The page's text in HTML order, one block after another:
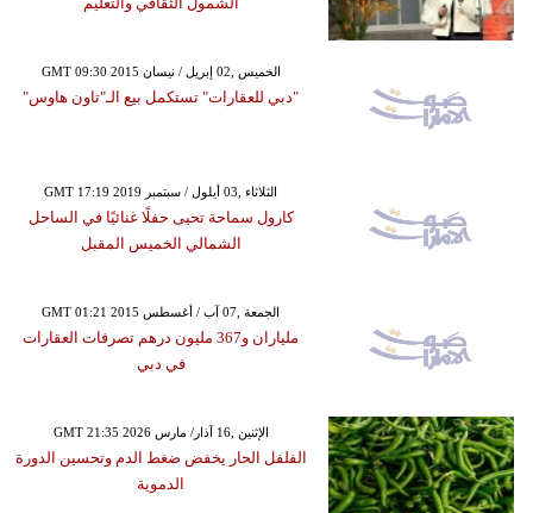
GMT 09:30 2015 الخميس ,02 إبريل / نيسان
"دبي للعقارات" تستكمل بيع الـ"تاون هاوس"
GMT 17:19 2019 الثلاثاء ,03 أيلول / سبتمبر
كارول سماحة تحيى حفلًا غنائيًا في الساحل
الشمالي الخميس المقبل
GMT 01:21 2015 الجمعة ,07 آب / أغسطس
ملياران و367 مليون درهم تصرفات العقارات
في دبي
GMT 21:35 2026 الإثنين ,16 آذار/ مارس
الفلفل الحار يخفض ضغط الدم وتحسين الدورة
الدموية